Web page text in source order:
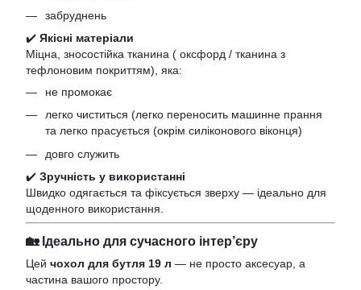
забруднень
✔️ Якісні матеріали
Міцна, зносостійка тканина ( оксфорд / тканина з
тефлоновим покриттям), яка:
не промокає
легко чиститься (легко переносить машинне прання
та легко прасується (окрім силіконового віконця)
довго служить
✔️ Зручність у використанні
Швидко одягається та фіксується зверху — ідеально для
щоденного використання.
🏡 Ідеально для сучасного інтер’єру
Цей чохол для бутля 19 л — не просто аксесуар, а
частина вашого простору.